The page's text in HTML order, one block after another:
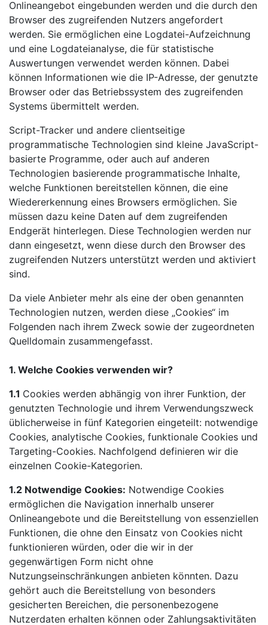
Onlineangebot eingebunden werden und die durch den
Browser des zugreifenden Nutzers angefordert
werden. Sie ermöglichen eine Logdatei-Aufzeichnung
und eine Logdateianalyse, die für statistische
Auswertungen verwendet werden können. Dabei
können Informationen wie die IP-Adresse, der genutzte
Browser oder das Betriebssystem des zugreifenden
Systems übermittelt werden.
Script-Tracker und andere clientseitige
programmatische Technologien sind kleine JavaScript-
basierte Programme, oder auch auf anderen
Technologien basierende programmatische Inhalte,
welche Funktionen bereitstellen können, die eine
Wiedererkennung eines Browsers ermöglichen. Sie
müssen dazu keine Daten auf dem zugreifenden
Endgerät hinterlegen. Diese Technologien werden nur
dann eingesetzt, wenn diese durch den Browser des
zugreifenden Nutzers unterstützt werden und aktiviert
sind.
Da viele Anbieter mehr als eine der oben genannten
Technologien nutzen, werden diese „Cookies“ im
Folgenden nach ihrem Zweck sowie der zugeordneten
Quelldomain zusammengefasst.
1. Welche Cookies verwenden wir?
1.1 Cookies werden abhängig von ihrer Funktion, der
genutzten Technologie und ihrem Verwendungszweck
üblicherweise in fünf Kategorien eingeteilt: notwendige
Cookies, analytische Cookies, funktionale Cookies und
Targeting-Cookies. Nachfolgend definieren wir die
einzelnen Cookie-Kategorien.
1.2 Notwendige Cookies: Notwendige Cookies
ermöglichen die Navigation innerhalb unserer
Onlineangebote und die Bereitstellung von essenziellen
Funktionen, die ohne den Einsatz von Cookies nicht
funktionieren würden, oder die wir in der
gegenwärtigen Form nicht ohne
Nutzungseinschränkungen anbieten könnten. Dazu
gehört auch die Bereitstellung von besonders
gesicherten Bereichen, die personenbezogene
Nutzerdaten erhalten können oder Zahlungsaktivitäten